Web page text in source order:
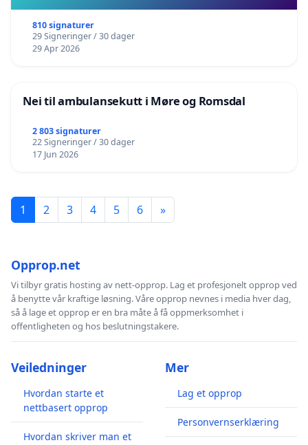
810 signaturer
29 Signeringer / 30 dager
29 Apr 2026
Nei til ambulansekutt i Møre og Romsdal
2 803 signaturer
22 Signeringer / 30 dager
17 Jun 2026
1 2 3 4 5 6 »
Opprop.net
Vi tilbyr gratis hosting av nett-opprop. Lag et profesjonelt opprop ved
å benytte vår kraftige løsning. Våre opprop nevnes i media hver dag,
så å lage et opprop er en bra måte å få oppmerksomhet i
offentligheten og hos beslutningstakere.
Veiledninger
Hvordan starte et
nettbasert opprop
Hvordan skriver man et
Mer
Lag et opprop
Personvernserklæring